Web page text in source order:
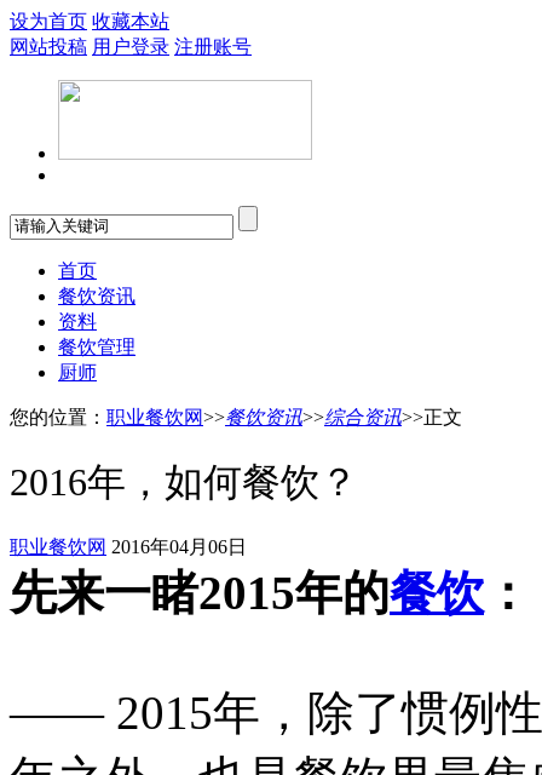
设为首页 收藏本站
网站投稿 用户登录 注册账号
首页
餐饮资讯
资料
餐饮管理
厨师
您的位置： 职业餐饮网>>餐饮资讯>>综合资讯>>正文
2016年，如何餐饮？
职业餐饮网 2016年04月06日
先来一睹2015年的餐饮 ：
—— 2015年，除了惯例